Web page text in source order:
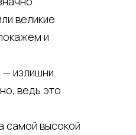
великие
и
излишни.
ведь это
самой высокой